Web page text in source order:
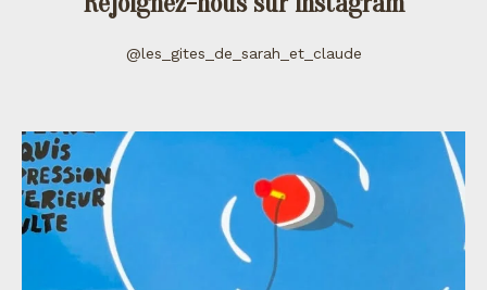
@les_gites_de_sarah_et_claude
les_gites_de_sarah_et_claude